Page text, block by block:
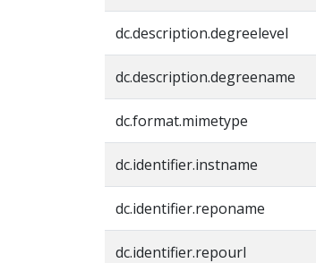
dc.description.degreelevel
dc.description.degreename
dc.format.mimetype
dc.identifier.instname
dc.identifier.reponame
dc.identifier.repourl